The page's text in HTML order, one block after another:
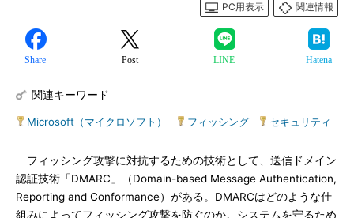
PC用表示
関連情報
Share Post LINE Hatena
関連キーワード
Microsoft（マイクロソフト） フィッシング セキュリティ
フィッシング攻撃に対抗するための技術として、送信ドメイン
認証技術「DMARC」（Domain-based Message Authentication,
Reporting and Conformance）がある。DMARCはどのような仕
組みによってフィッシング攻撃を防ぐのか。システムを守るため